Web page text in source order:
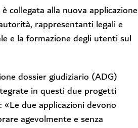
collegata alla nuova applicazione
rappresentanti legali e
e la formazione degli utenti sul
dossier giudiziario (ADG)
in questi due progetti
due applicazioni devono
agevolmente e senza